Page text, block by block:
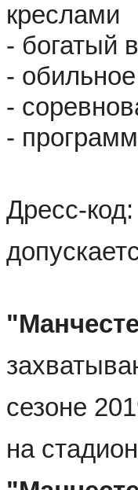
креслами
- богатый
-
-
-
Дресс-
сезоне